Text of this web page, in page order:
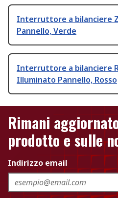
Interruttore a bilanciere
Pannello, Verde
Interruttore a bilanciere
Illuminato Pannello, Rosso
Rimani
prodotto e sulle
Indirizzo email